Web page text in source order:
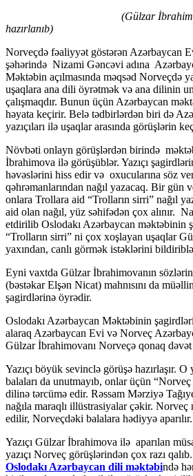
(Gülzar
hazırlanıb)
Norveçdə fəaliyyət göstərən Azərbaycan
şəhərində Nizami Gəncəvi adına
Məktəbin açılmasında məqsəd Norveçdə
uşaqlara ana dili öyrətmək və ana dilinin
çalışmaqdır. Bunun üçün Azərbaycan
həyata keçirir. Belə tədbirlərdən biri də
yazıçıları ilə uşaqlar arasında görüşlərin
Növbəti onlayn görüşlərdən birində
İbrahimova ilə görüşüblər. Yazıçı
həvəslərini hiss edir və oxucularına söz
qəhrəmanlarından nağıl yazacaq. Bir gün
onlara Trollara aid “Trolların sirri” nağıl
aid olan nağıl, yüz səhifədən çox alınır.
etdirilib Oslodakı Azərbaycan məktəbinin
“Trolların sirri” ni çox xoşlayan uşaqlar
yaxından, canlı görmək istəklərini
Eyni vaxtda Gülzar İbrahimovanın
(bəstəkar Elşən Nicat) mahnısını da
şagirdlərinə öyrədir.
Oslodakı Azərbaycan Məktəbinin
alaraq Azərbaycan Evi və Norveç
Gülzar İbrahimovanı Norveçə qonaq dəvət
Yazıçı böyük sevinclə görüşə hazırlaşır.
balaları da unutmayıb, onlar üçün “Norveç
dilinə tərcümə edir. Rəssam Mərziyə
nağıla maraqlı illüstrasiyalar çəkir. Norveç
edilir, Norveçdəki balalara hədiyyə aparılır.
Yazıçı Gülzar İbrahimova ilə aparılan
yazıçı Norveç görüşlərindən çox razı
Oslodakı Azərbaycan dili məktəbində